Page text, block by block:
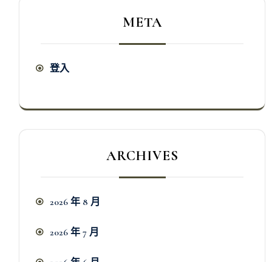
META
登入
ARCHIVES
2026 年 8 月
2026 年 7 月